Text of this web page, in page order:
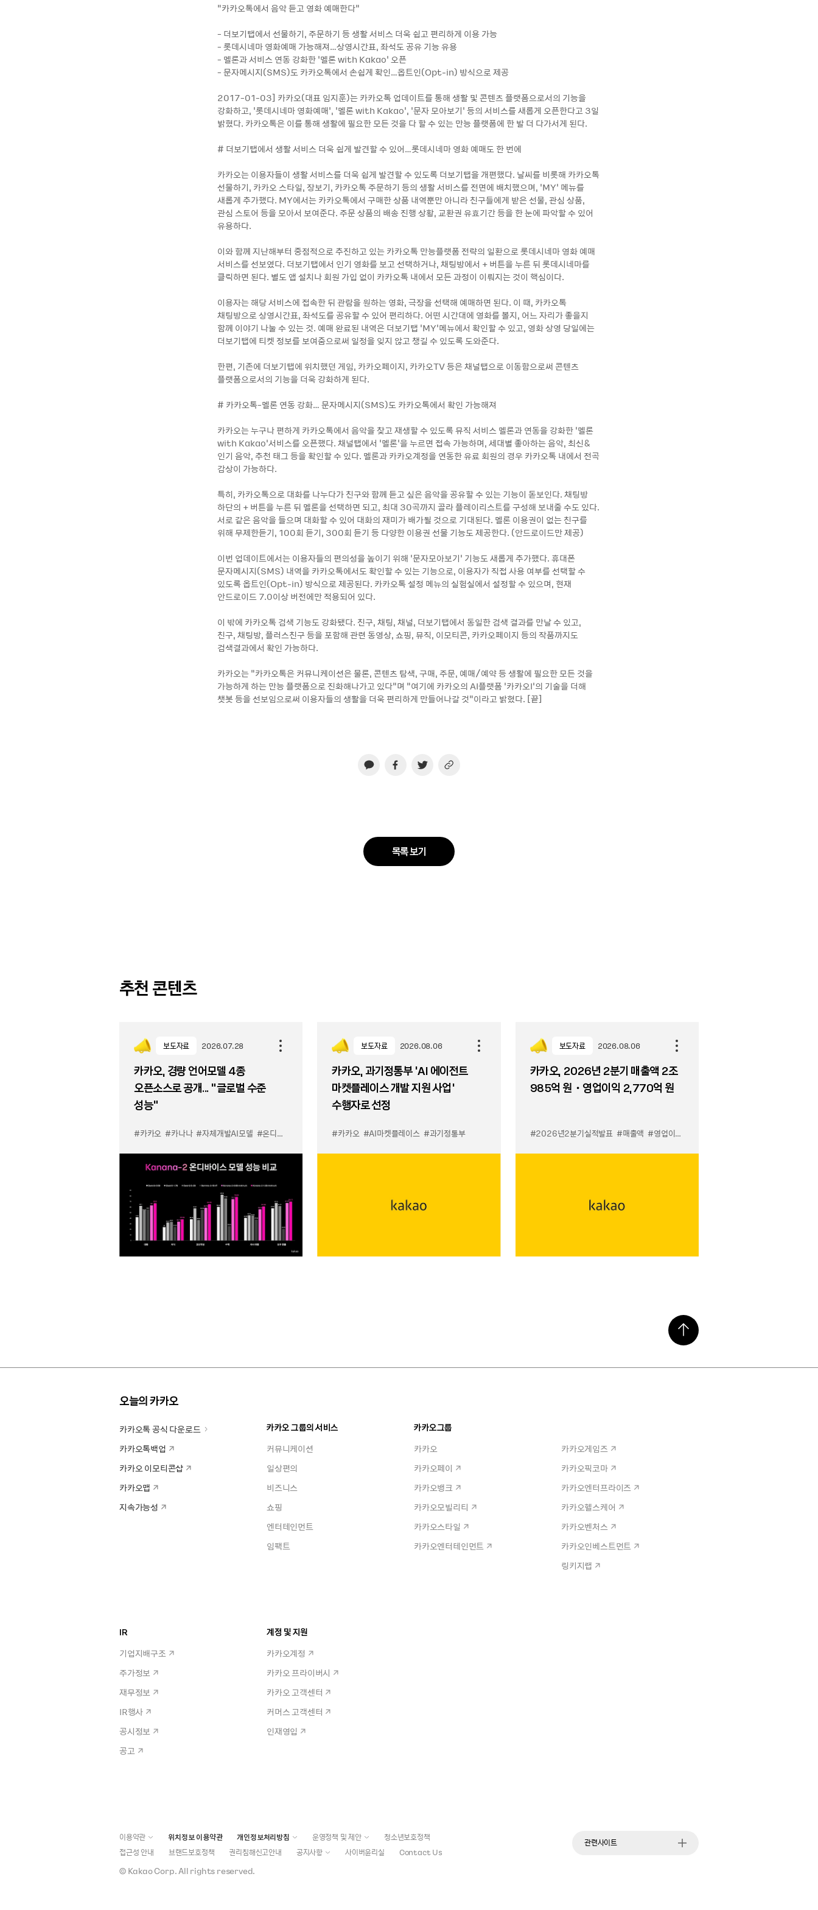
“카카오톡에서 음악 듣고 영화 예매한다”
- 더보기탭에서 선물하기, 주문하기 등 생활 서비스 더욱 쉽고 편리하게 이용 가능
- 롯데시네마 영화예매 가능해져…상영시간표, 좌석도 공유 기능 유용
- 멜론과 서비스 연동 강화한 ‘멜론 with Kakao’ 오픈
- 문자메시지(SMS)도 카카오톡에서 손쉽게 확인…옵트인(Opt-in) 방식으로 제공
2017-01-03] 카카오(대표 임지훈)는 카카오톡 업데이트를 통해 생활 및 콘텐츠 플랫폼으로서의 기능을
강화하고, ‘롯데시네마 영화예매’, ‘멜론 with Kakao’, ‘문자 모아보기’ 등의 서비스를 새롭게 오픈한다고 3일
밝혔다. 카카오톡은 이를 통해 생활에 필요한 모든 것을 다 할 수 있는 만능 플랫폼에 한 발 더 다가서게 된다.
# 더보기탭에서 생활 서비스 더욱 쉽게 발견할 수 있어…롯데시네마 영화 예매도 한 번에
카카오는 이용자들이 생활 서비스를 더욱 쉽게 발견할 수 있도록 더보기탭을 개편했다. 날씨를 비롯해 카카오톡
선물하기, 카카오 스타일, 장보기, 카카오톡 주문하기 등의 생활 서비스를 전면에 배치했으며, ‘MY’ 메뉴를
새롭게 추가했다. MY에서는 카카오톡에서 구매한 상품 내역뿐만 아니라 친구들에게 받은 선물, 관심 상품,
관심 스토어 등을 모아서 보여준다. 주문 상품의 배송 진행 상황, 교환권 유효기간 등을 한 눈에 파악할 수 있어
유용하다.
이와 함께 지난해부터 중점적으로 추진하고 있는 카카오톡 만능플랫폼 전략의 일환으로 롯데시네마 영화 예매
서비스를 선보였다. 더보기탭에서 인기 영화를 보고 선택하거나, 채팅방에서 + 버튼을 누른 뒤 롯데시네마를
클릭하면 된다. 별도 앱 설치나 회원 가입 없이 카카오톡 내에서 모든 과정이 이뤄지는 것이 핵심이다.
이용자는 해당 서비스에 접속한 뒤 관람을 원하는 영화, 극장을 선택해 예매하면 된다. 이 때, 카카오톡
채팅방으로 상영시간표, 좌석도를 공유할 수 있어 편리하다. 어떤 시간대에 영화를 볼지, 어느 자리가 좋을지
함께 이야기 나눌 수 있는 것. 예매 완료된 내역은 더보기탭 ‘MY’메뉴에서 확인할 수 있고, 영화 상영 당일에는
더보기탭에 티켓 정보를 보여줌으로써 일정을 잊지 않고 챙길 수 있도록 도와준다.
한편, 기존에 더보기탭에 위치했던 게임, 카카오페이지, 카카오TV 등은 채널탭으로 이동함으로써 콘텐츠
플랫폼으로서의 기능을 더욱 강화하게 된다.
# 카카오톡-멜론 연동 강화… 문자메시지(SMS)도 카카오톡에서 확인 가능해져
카카오는 누구나 편하게 카카오톡에서 음악을 찾고 재생할 수 있도록 뮤직 서비스 멜론과 연동을 강화한 ‘멜론
with Kakao’서비스를 오픈했다. 채널탭에서 ‘멜론’을 누르면 접속 가능하며, 세대별 좋아하는 음악, 최신&
인기 음악, 추천 태그 등을 확인할 수 있다. 멜론과 카카오계정을 연동한 유료 회원의 경우 카카오톡 내에서 전곡
감상이 가능하다.
특히, 카카오톡으로 대화를 나누다가 친구와 함께 듣고 싶은 음악을 공유할 수 있는 기능이 돋보인다. 채팅방
하단의 + 버튼을 누른 뒤 멜론을 선택하면 되고, 최대 30곡까지 골라 플레이리스트를 구성해 보내줄 수도 있다.
서로 같은 음악을 들으며 대화할 수 있어 대화의 재미가 배가될 것으로 기대된다. 멜론 이용권이 없는 친구를
위해 무제한듣기, 100회 듣기, 300회 듣기 등 다양한 이용권 선물 기능도 제공한다. (안드로이드만 제공)
이번 업데이트에서는 이용자들의 편의성을 높이기 위해 ‘문자모아보기’ 기능도 새롭게 추가했다. 휴대폰
문자메시지(SMS) 내역을 카카오톡에서도 확인할 수 있는 기능으로, 이용자가 직접 사용 여부를 선택할 수
있도록 옵트인(Opt-in) 방식으로 제공된다. 카카오톡 설정 메뉴의 실험실에서 설정할 수 있으며, 현재
안드로이드 7.0이상 버전에만 적용되어 있다.
이 밖에 카카오톡 검색 기능도 강화됐다. 친구, 채팅, 채널, 더보기탭에서 동일한 검색 결과를 만날 수 있고,
친구, 채팅방, 플러스친구 등을 포함해 관련 동영상, 쇼핑, 뮤직, 이모티콘, 카카오페이지 등의 작품까지도
검색결과에서 확인 가능하다.
카카오는 “카카오톡은 커뮤니케이션은 물론, 콘텐츠 탐색, 구매, 주문, 예매/예약 등 생활에 필요한 모든 것을
가능하게 하는 만능 플랫폼으로 진화해나가고 있다”며 “여기에 카카오의 AI플랫폼 ‘카카오I’의 기술을 더해
챗봇 등을 선보임으로써 이용자들의 생활을 더욱 편리하게 만들어나갈 것”이라고 밝혔다. [끝]
목록 보기
추천 콘텐츠
보도자료 2026.07.28
카카오, 경량 언어모델 4종
오픈소스로 공개... “글로벌 수준
성능”
#카카오 #카나나 #자체개발AI모델 #온디바이스
보도자료 2026.08.06
카카오, 과기정통부 ‘AI 에이전트
마켓플레이스 개발 지원 사업’
수행자로 선정
#카카오 #AI마켓플레이스 #과기정통부
보도자료 2026.08.06
카카오, 2026년 2분기 매출액 2조
985억 원・영업이익 2,770억 원
#2026년2분기실적발표 #매출액 #영업이익
오늘의 카카오
카카오톡 공식 다운로드
카카오톡백업
카카오 이모티콘샵
카카오맵
지속가능성
카카오 그룹의 서비스
커뮤니케이션
일상편의
비즈니스
쇼핑
엔터테인먼트
임팩트
카카오그룹
카카오
카카오페이
카카오뱅크
카카오모빌리티
카카오스타일
카카오엔터테인먼트
카카오게임즈
카카오픽코마
카카오엔터프라이즈
카카오헬스케어
카카오벤처스
카카오인베스트먼트
링키지랩
IR
기업지배구조
주가정보
재무정보
IR행사
공시정보
공고
계정 및 지원
카카오계정
카카오 프라이버시
카카오 고객센터
커머스 고객센터
인재영입
이용약관 위치정보 이용약관 개인정보처리방침 운영정책 및 제안
청소년보호정책
접근성 안내
브랜드보호정책 권리침해신고안내 공지사항 사이버윤리실 Contact Us
관련사이트
© Kakao Corp.All rights reserved.